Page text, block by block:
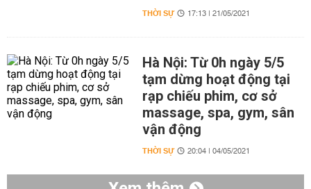
THỜI SỰ 17:13 | 21/05/2021
Hà Nội: Từ 0h ngày 5/5
tạm dừng hoạt động tại
rạp chiếu phim, cơ sở
massage, spa, gym, sân
vận động
THỜI SỰ 20:04 | 04/05/2021